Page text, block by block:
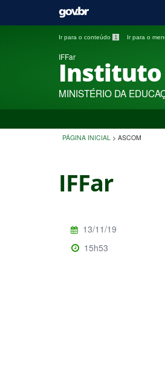
Ir para o conteúdo 1 Ir para o
IFFar
Instituto
MINISTÉRIO DA
PÁGINA INICIAL > ASCOM
IFFar
13/11/19
15h53